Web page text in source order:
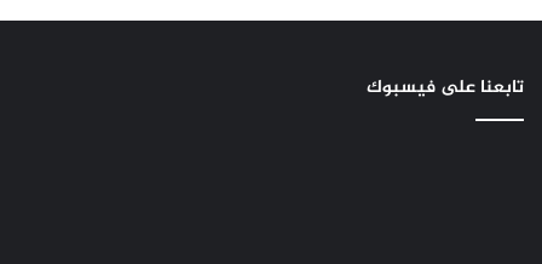
تابعنا على فيسبوك